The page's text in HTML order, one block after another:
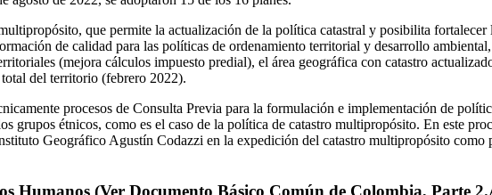
que permite la actualización de la política catastral y posibilita fortalecer
de calidad para las políticas de ordenamiento territorial y desarrollo
(mejora cálculos impuesto predial), el área geográfica con catastro
del territorio (febrero 2022).
procesos de Consulta Previa para la formulación e implementación de
grupos étnicos, como es el caso de la política de catastro multipropósito. En este
Geográfico Agustín Codazzi en la expedición del catastro multipropósito como
Humanos (Ver Documento Básico Común de Colombia, Parte